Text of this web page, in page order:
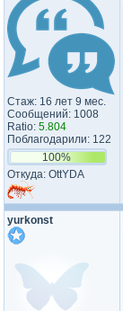
Стаж: 16 лет 9 мес.
Сообщений: 1008
Ratio: 5.804
Поблагодарили: 122
100%
Откуда: OttYDA
yurkonst